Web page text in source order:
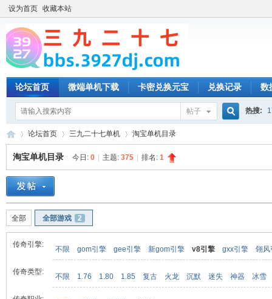
设为首页 收藏本站
论坛首页 微端单机下载 卡密兑换元宝 兑换记录 数
帖子 热搜:
»
论坛首页 三九二十七单机 淘宝单机目录
淘宝单机目录 今日: 0 主题: 375 排名: 1
全部 全部游戏 2
传奇引擎:
不限 gom引擎 gee引擎 新gom引擎 v8引擎 gxx引擎 翎风
传奇类型:
不限 1.76 1.80 1.85 复古 火龙 沉默 迷失 神器 冰雪